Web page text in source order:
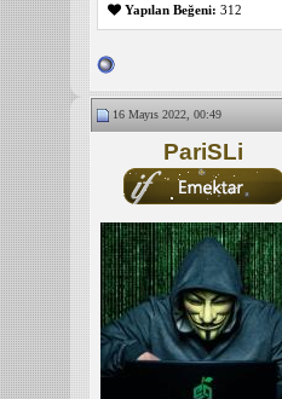
Yapılan Beğeni: 312
16 Mayıs 2022, 00:49
PariSLi